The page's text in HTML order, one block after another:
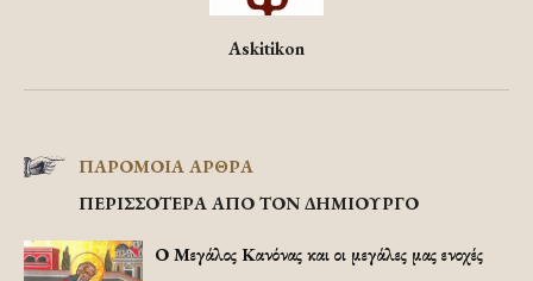
Askitikon
ΠΑΡΟΜΟΙΑ ΑΡΘΡΑ
ΠΕΡΙΣΣΟΤΕΡΑ ΑΠΟ ΤΟΝ ΔΗΜΙΟΥΡΓΟ
Ο Μεγάλος Κανόνας και οι μεγάλες μας ενοχές